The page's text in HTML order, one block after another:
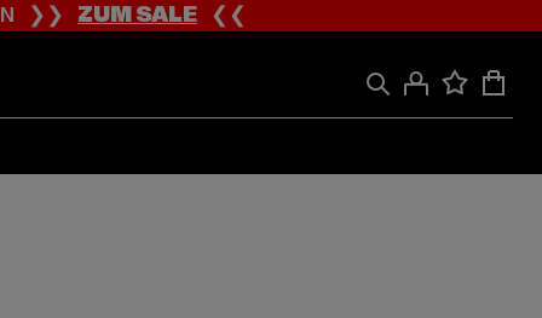
❯❯ZUM SALE❮❮